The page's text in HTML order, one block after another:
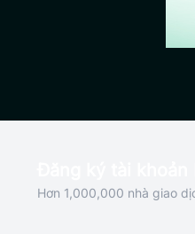
Hơn 1,000,000 nhà giao